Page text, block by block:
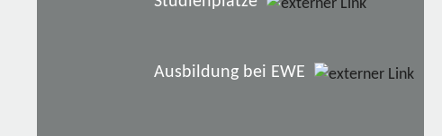
Ausbildung bei EWE